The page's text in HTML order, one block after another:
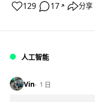
129 17 ↗ 分享
人工智能
Vin 1 日